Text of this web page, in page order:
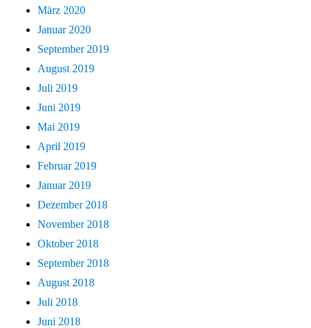
März 2020
Januar 2020
September 2019
August 2019
Juli 2019
Juni 2019
Mai 2019
April 2019
Februar 2019
Januar 2019
Dezember 2018
November 2018
Oktober 2018
September 2018
August 2018
Juli 2018
Juni 2018